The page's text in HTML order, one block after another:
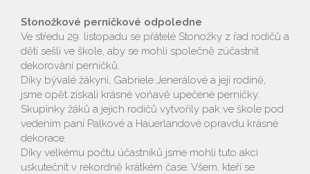
Stonožkové perníčkové odpoledne
Ve středu 29. listopadu se přátelé Stonožky z řad rodičů a
dětí sešli ve škole, aby se mohli společně zúčastnit
dekorování perníčků.
Díky bývalé žákyni, Gabriele Jenerálové a její rodině,
jsme opět získali krásné voňavě upečené perníčky.
Skupinky žáků a jejich rodičů vytvořily pak ve škole pod
vedením paní Palkové a Hauerlandové opravdu krásné
dekorace.
Díky velkému počtu účastníků jsme mohli tuto akci
uskutečnit v rekordně krátkém čase. Všem, kteří se